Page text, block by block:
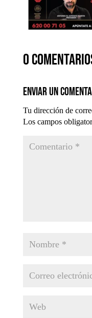
0
Enviar un
Tu dirección de
Los campos